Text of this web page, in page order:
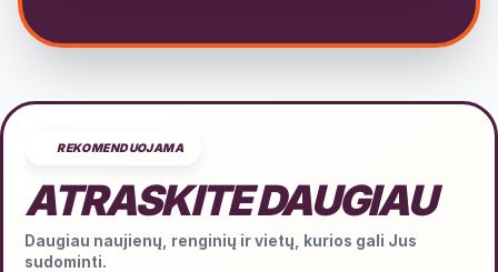
REKOMENDUOJAMA
ATRASKITE DAUGIAU
Daugiau naujienų, renginių ir vietų, kurios gali Jus
sudominti.